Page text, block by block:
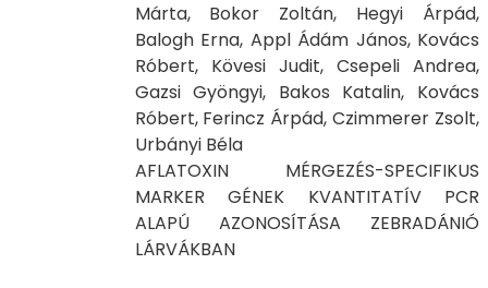
Márta, Bokor Zoltán, Hegyi Árpád,
Balogh Erna, Appl Ádám János, Kovács
Róbert, Kövesi Judit, Csepeli Andrea,
Gazsi Gyöngyi, Bakos Katalin, Kovács
Róbert, Ferincz Árpád, Czimmerer Zsolt,
Urbányi Béla
AFLATOXIN MÉRGEZÉS-SPECIFIKUS
MARKER GÉNEK KVANTITATÍV PCR
ALAPÚ AZONOSÍTÁSA ZEBRADÁNIÓ
LÁRVÁKBAN